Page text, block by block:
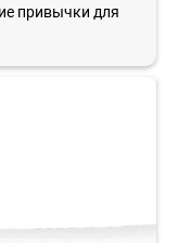
привычки для